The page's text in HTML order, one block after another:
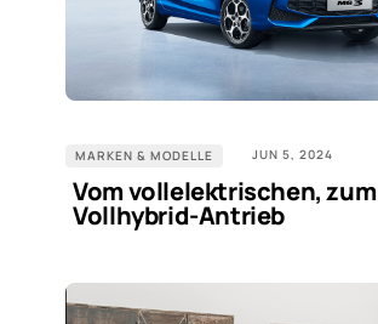
MARKEN & MODELLE JUN 5, 2024
Vom vollelektrischen, zum
Vollhybrid-Antrieb